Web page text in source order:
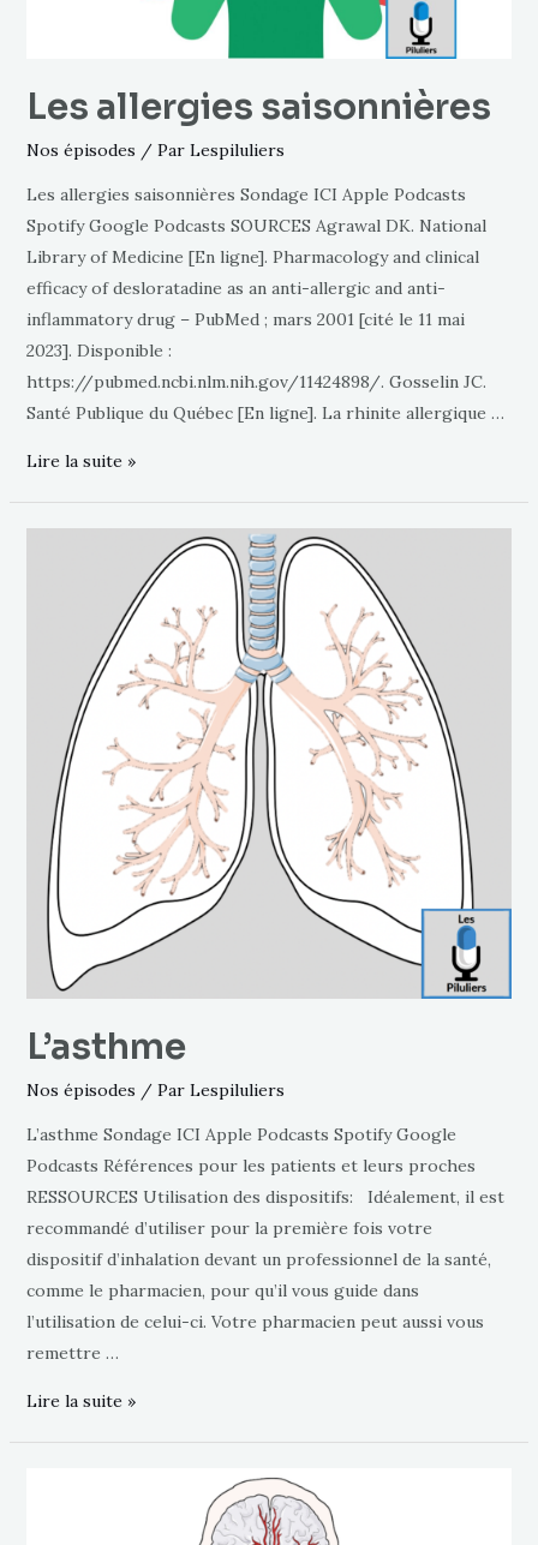
Les allergies saisonnières
Nos épisodes / Par Lespiluliers
Les allergies saisonnières Sondage ICI Apple Podcasts
Spotify Google Podcasts SOURCES Agrawal DK. National
Library of Medicine [En ligne]. Pharmacology and clinical
efficacy of desloratadine as an anti-allergic and anti-
inflammatory drug – PubMed ; mars 2001 [cité le 11 mai
2023]. Disponible :
https://pubmed.ncbi.nlm.nih.gov/11424898/. Gosselin JC.
Santé Publique du Québec [En ligne]. La rhinite allergique …
Lire la suite »
L’asthme
Nos épisodes / Par Lespiluliers
L’asthme Sondage ICI Apple Podcasts Spotify Google
Podcasts Références pour les patients et leurs proches
RESSOURCES Utilisation des dispositifs: Idéalement, il est
recommandé d’utiliser pour la première fois votre
dispositif d’inhalation devant un professionnel de la santé,
comme le pharmacien, pour qu’il vous guide dans
l’utilisation de celui-ci. Votre pharmacien peut aussi vous
remettre …
Lire la suite »